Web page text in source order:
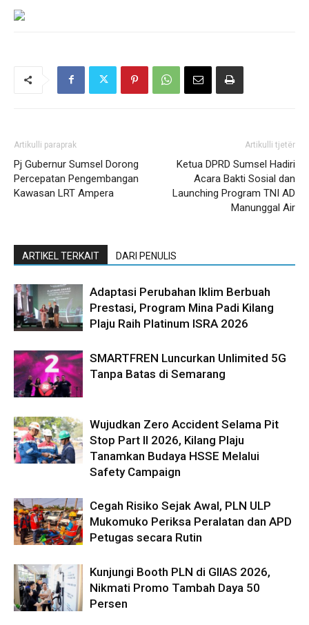
Artikulli paraprak
Pj Gubernur Sumsel Dorong
Percepatan Pengembangan
Kawasan LRT Ampera
Artikulli tjetër
Ketua DPRD Sumsel Hadiri
Acara Bakti Sosial dan
Launching Program TNI AD
Manunggal Air
ARTIKEL TERKAIT DARI PENULIS
Adaptasi Perubahan Iklim Berbuah
Prestasi, Program Mina Padi Kilang
Plaju Raih Platinum ISRA 2026
SMARTFREN Luncurkan Unlimited 5G
Tanpa Batas di Semarang
Wujudkan Zero Accident Selama Pit
Stop Part II 2026, Kilang Plaju
Tanamkan Budaya HSSE Melalui
Safety Campaign
Cegah Risiko Sejak Awal, PLN ULP
Mukomuko Periksa Peralatan dan APD
Petugas secara Rutin
Kunjungi Booth PLN di GIIAS 2026,
Nikmati Promo Tambah Daya 50
Persen